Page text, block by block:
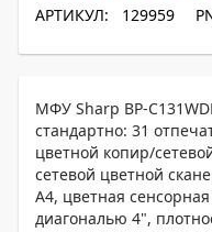
АРТИКУЛ: 129959
МФУ Sharp BP-
стандартно: 31
цветной копир/
сетевой цветной
A4, цветная
диагональю 4",